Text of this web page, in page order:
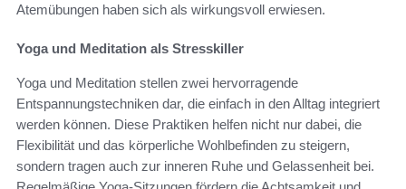
Atemübungen haben sich als wirkungsvoll erwiesen.
Yoga und Meditation als Stresskiller
Yoga und Meditation stellen zwei hervorragende
Entspannungstechniken dar, die einfach in den Alltag integriert
werden können. Diese Praktiken helfen nicht nur dabei, die
Flexibilität und das körperliche Wohlbefinden zu steigern,
sondern tragen auch zur inneren Ruhe und Gelassenheit bei.